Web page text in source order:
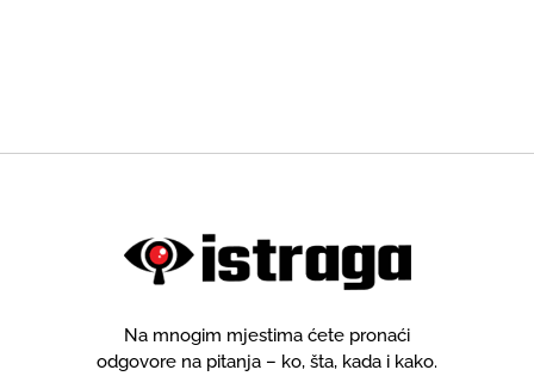
Na mnogim mjestima ćete pronaći
odgovore na pitanja – ko, šta, kada i kako.